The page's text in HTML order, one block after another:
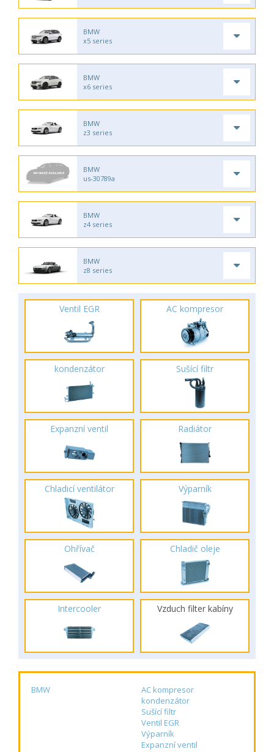
BMW
x5 series
BMW
x6 series
BMW
z3 series
BMW
us-30789a
BMW
z4 series
BMW
z8 series
Ventil EGR AC kompresor
kondenzátor Sušící filtr
Expanzní ventil Radiátor
Chladicí ventilátor Výparník
Ohřívač Chladič oleje
Intercooler Vzduch filter kabíny
BMW
AC kompresor
kondenzátor
Sušící filtr
Ventil EGR
Výparník
Expanzní ventil